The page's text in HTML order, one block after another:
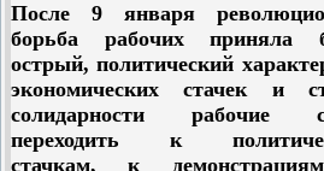
пролетариатом об
вооруженного
свержении царского
о создании
революционного
участии социал-демократии в
После 9 января
борьба рабочих приняла
острый, политический
экономических стачек и
солидарности рабочие
переходить к
стачкам, к